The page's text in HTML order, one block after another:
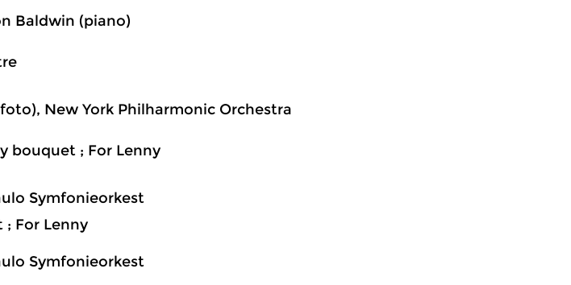
Baldwin (piano)
New York Philharmonic Orchestra
bouquet ; For Lenny
Symfonieorkest
For Lenny
Symfonieorkest